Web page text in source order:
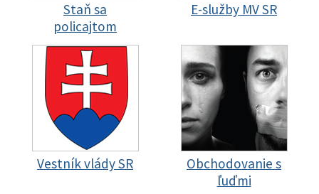
Staň sa
policajtom
E-služby MV SR
Vestník vlády SR
Obchodovanie s
ľuďmi